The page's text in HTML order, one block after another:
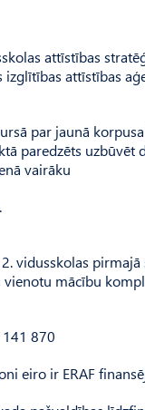
attīstības
izglītības attīstības
par jaunā
paredzēts
vairāku
vidusskolas
vienotu mācību
870
eiro ir ERAF